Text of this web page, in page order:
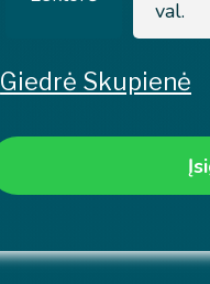
val.
Giedrė Skupienė